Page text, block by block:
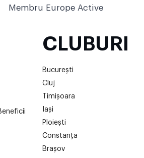
Membru Europe Active
CLUBURI
București
Cluj
Timișoara
Iași
Ploiești
Constanța
Brașov